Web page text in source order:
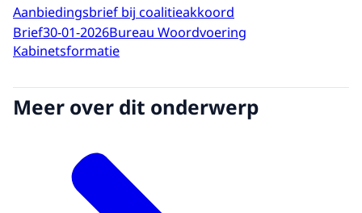
Aanbiedingsbrief bij coalitieakkoord
Brief30-01-2026Bureau Woordvoering
Kabinetsformatie
Meer over dit onderwerp